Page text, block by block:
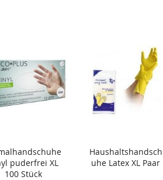
puderfrei XL
100 Stück
Haushaltshandsch
uhe Latex XL Paar